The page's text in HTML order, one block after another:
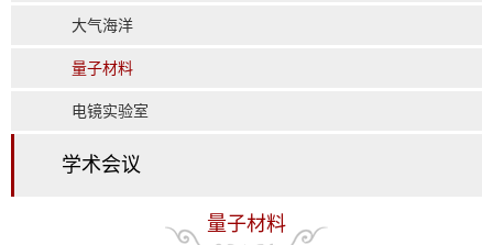
大气海洋
量子材料
电镜实验室
学术会议
量子材料